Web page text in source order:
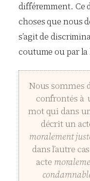
différemment. Ce
choses que nous
s’agit de
coutume ou par la
Nous sommes
confrontés à
mot qui dans
décrit un
moralement
dans l’autre
acte